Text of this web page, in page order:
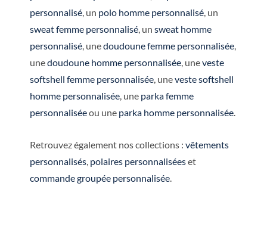
personnalisé, un polo homme personnalisé, un
sweat femme personnalisé, un sweat homme
personnalisé, unedoudoune femme personnalisée,
unedoudoune homme personnalisée, uneveste
softshell femme personnalisée, uneveste softshell
homme personnalisée, une parka femme
personnaliséeou une parka homme personnalisée.
Retrouvez également nos collections : vêtements
personnalisés, polaires personnaliséeset
commande groupée personnalisée.